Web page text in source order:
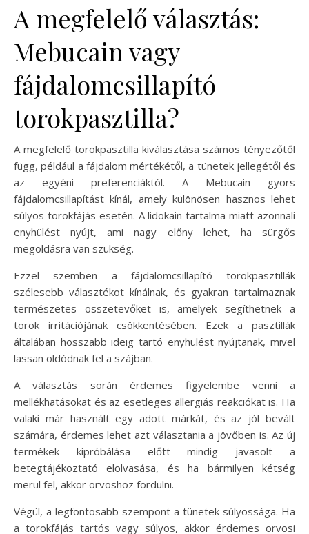
A megfelelő választás:
Mebucain vagy
fájdalomcsillapító
torokpasztilla?
A megfelelő torokpasztilla kiválasztása számos tényezőtől
függ, például a fájdalom mértékétől, a tünetek jellegétől és
az egyéni preferenciáktól. A Mebucain gyors
fájdalomcsillapítást kínál, amely különösen hasznos lehet
súlyos torokfájás esetén. A lidokain tartalma miatt azonnali
enyhülést nyújt, ami nagy előny lehet, ha sürgős
megoldásra van szükség.
Ezzel szemben a fájdalomcsillapító torokpasztillák
szélesebb választékot kínálnak, és gyakran tartalmaznak
természetes összetevőket is, amelyek segíthetnek a
torok irritációjának csökkentésében. Ezek a pasztillák
általában hosszabb ideig tartó enyhülést nyújtanak, mivel
lassan oldódnak fel a szájban.
A választás során érdemes figyelembe venni a
mellékhatásokat és az esetleges allergiás reakciókat is. Ha
valaki már használt egy adott márkát, és az jól bevált
számára, érdemes lehet azt választania a jövőben is. Az új
termékek kipróbálása előtt mindig javasolt a
betegtájékoztató elolvasása, és ha bármilyen kétség
merül fel, akkor orvoshoz fordulni.
Végül, a legfontosabb szempont a tünetek súlyossága. Ha
a torokfájás tartós vagy súlyos, akkor érdemes orvosi